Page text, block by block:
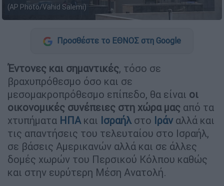
(AP Photo/Vahid Salemi)
Προσθέστε το ΕΘΝΟΣ στη Google
Έντονες και σημαντικές, τόσο σε
βραχυπρόθεσμο όσο και σε
μεσομακροπρόθεσμο επίπεδο, θα είναι οι
οικονομικές συνέπειες στη χώρα μας από τα
χτυπήματα ΗΠΑ και Ισραήλ στο Ιράναλλά και
τις απαντήσεις του τελευταίου στο Ισραήλ,
σε βάσεις Αμερικανών αλλά και σε άλλες
δομές χωρών του Περσικού Κόλπου καθώς
και στην ευρύτερη Μέση Ανατολή.